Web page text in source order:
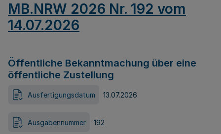
MB.NRW 2026 Nr. 192 vom
14.07.2026
Öffentliche Bekanntmachung über eine
öffentliche Zustellung
Ausfertigungsdatum 13.07.2026
Ausgabennummer 192